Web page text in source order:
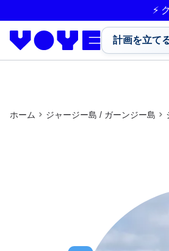
⚡
計画を立て
ホーム ジャージー島 / ガーンジー島